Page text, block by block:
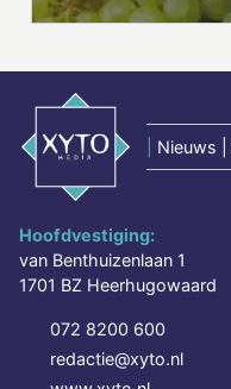
Nieuws
Hoofdvestiging:
van Benthuizenlaan 1
1701 BZ Heerhugowaard
072 8200 600
redactie@xyto.nl